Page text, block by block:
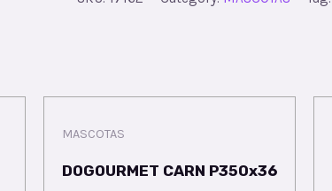
MASCOTAS
DOGOURMET CARN P350x36